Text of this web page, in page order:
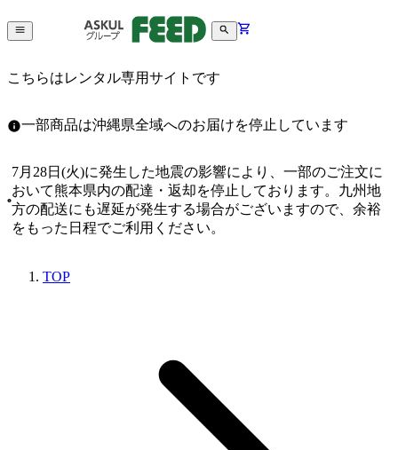
こちらはレンタル専用サイトです
一部商品は沖縄県全域へのお届けを停止しています
7月28日(火)に発生した地震の影響により、一部のご注文に
おいて熊本県内の配達・返却を停止しております。九州地
方の配送にも遅延が発生する場合がございますので、余裕
をもった日程でご利用ください。
TOP